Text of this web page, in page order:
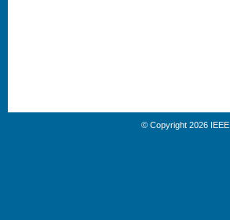
© Copyright 2026 IEEE